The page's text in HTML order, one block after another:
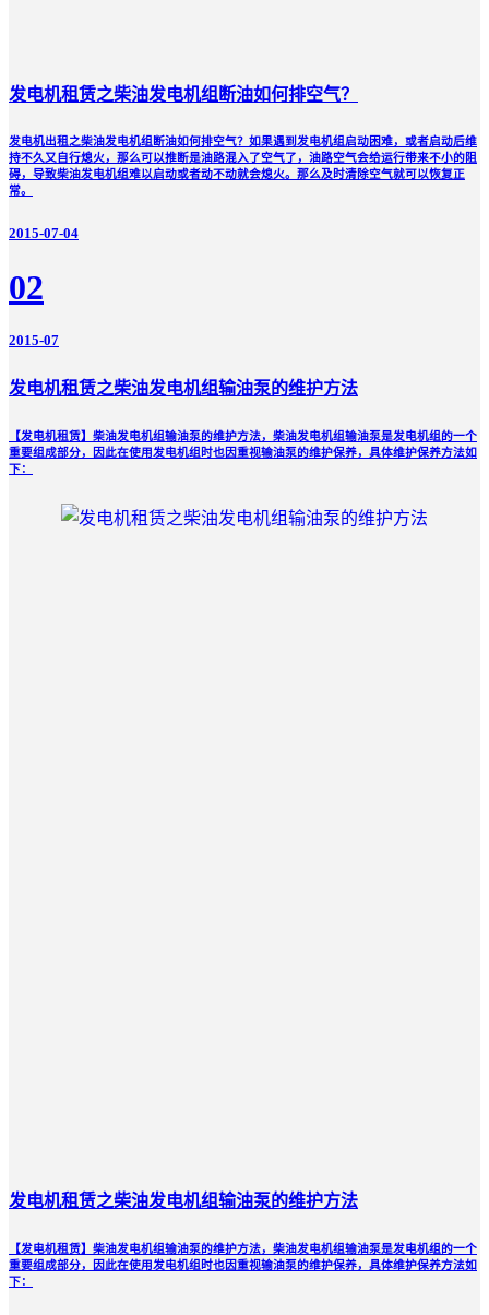
发电机租赁之柴油发电机组断油如何排空气？
发电机出租之柴油发电机组断油如何排空气？如果遇到发电机组启动困难，或者启动后维
持不久又自行熄火，那么可以推断是油路混入了空气了，油路空气会给运行带来不小的阻
碍，导致柴油发电机组难以启动或者动不动就会熄火。那么及时清除空气就可以恢复正
常。
2015-07-04
02
2015-07
发电机租赁之柴油发电机组输油泵的维护方法
【发电机租赁】柴油发电机组输油泵的维护方法，柴油发电机组输油泵是发电机组的一个
重要组成部分，因此在使用发电机组时也因重视输油泵的维护保养，具体维护保养方法如
下：
发电机租赁之柴油发电机组输油泵的维护方法
【发电机租赁】柴油发电机组输油泵的维护方法，柴油发电机组输油泵是发电机组的一个
重要组成部分，因此在使用发电机组时也因重视输油泵的维护保养，具体维护保养方法如
下：